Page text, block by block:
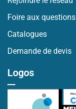
Foire aux questions
Catalogues
Demande de devis
Logos